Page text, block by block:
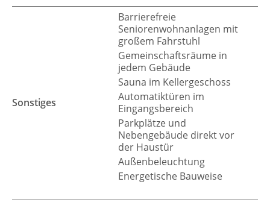
Sonstiges
Barrierefreie
Seniorenwohnanlagen mit
großem Fahrstuhl
Gemeinschaftsräume in
jedem Gebäude
Sauna im Kellergeschoss
Automatiktüren im
Eingangsbereich
Parkplätze und
Nebengebäude direkt vor
der Haustür
Außenbeleuchtung
Energetische Bauweise